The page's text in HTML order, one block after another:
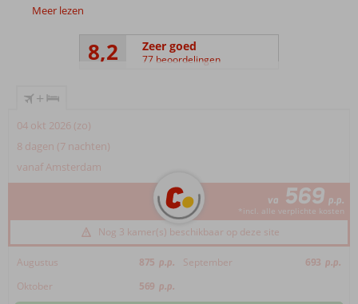
Meer lezen
8,2 Zeer goed
77 beoordelingen
+
04 okt 2026 (zo)
8 dagen (7 nachten)
vanaf Amsterdam
va 569 p.p.
*incl. alle verplichte kosten
Nog 3 kamer(s) beschikbaar op deze site
Augustus 875 p.p. September 693 p.p.
Oktober
569 p.p.